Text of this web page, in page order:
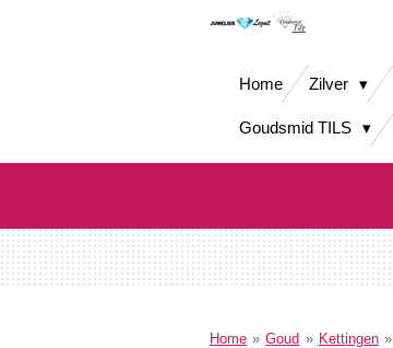
Home Zilver
Goudsmid TILS
Home » Goud » Kettingen »